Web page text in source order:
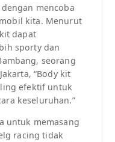
mencoba
kita. Menurut
dapat
sporty dan
seorang
“Body kit
efektif untuk
keseluruhan.”
untuk memasang
racing tidak